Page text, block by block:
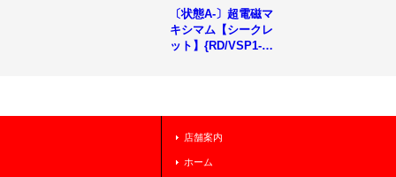
〔状態A-〕超電磁マ
キシマム【シークレ
ット】{RD/VSP1-JP
店舗案内
ホーム